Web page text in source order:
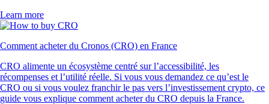
Learn more
Comment acheter du Cronos (CRO) en France
CRO alimente un écosystème centré sur l’accessibilité, les
récompenses et l’utilité réelle. Si vous vous demandez ce qu’est le
CRO ou si vous voulez franchir le pas vers l’investissement crypto, ce
guide vous explique comment acheter du CRO depuis la France.